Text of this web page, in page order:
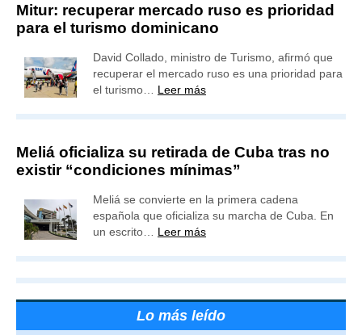
Mitur: recuperar mercado ruso es prioridad
para el turismo dominicano
David Collado, ministro de Turismo, afirmó que
recuperar el mercado ruso es una prioridad para
el turismo… Leer más
Meliá oficializa su retirada de Cuba tras no
existir “condiciones mínimas”
Meliá se convierte en la primera cadena
española que oficializa su marcha de Cuba. En
un escrito… Leer más
Lo más leído